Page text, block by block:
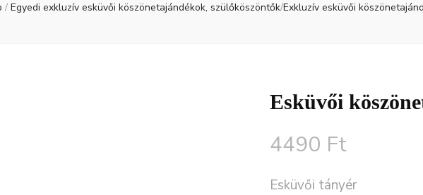
/ Egyedi exkluzív esküvői köszönetajándékok, szülőköszöntők/Exkluzív esküvői
Esküvői
4490 Ft
Esküvői tányér